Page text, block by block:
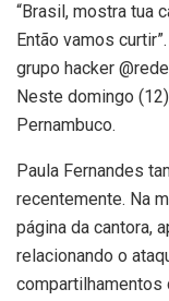
“Brasil, mostra tua
Então vamos
grupo hacker
Neste domingo
Pernambuco.
Paula Fernandes
recentemente. Na
página da cantora,
relacionando o
compartilhamentos